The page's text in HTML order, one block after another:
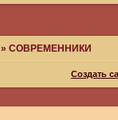
»CОВРЕМЕННИКИ
Создать